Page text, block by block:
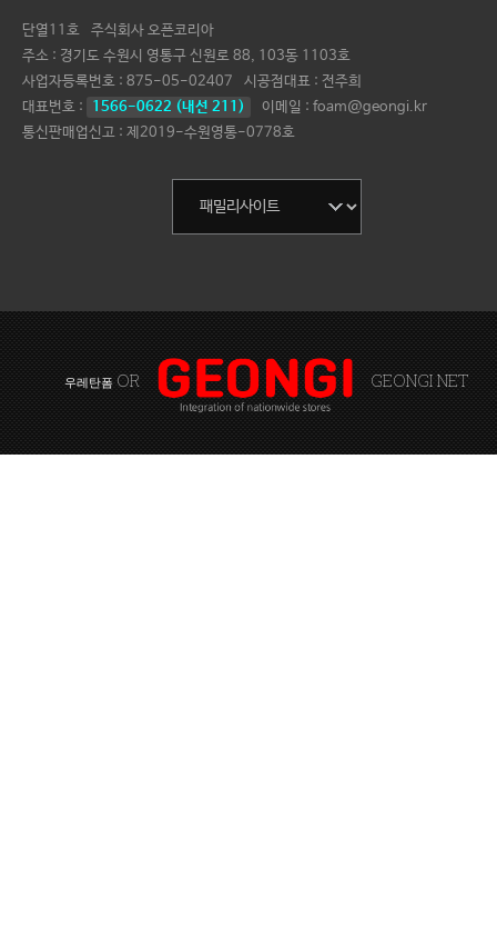
단열11호
주식회사 오픈코리아
주소 : 경기도 수원시 영통구 신원로 88, 103동 1103호
사업자등록번호 : 875-05-02407 시공점대표 : 전주희
대표번호 :
1566-0622 (내선 211)
이메일 : foam@geongi.kr
통신판매업신고 : 제2019-수원영통-0778호
우레탄폼 OR GEONGI NET